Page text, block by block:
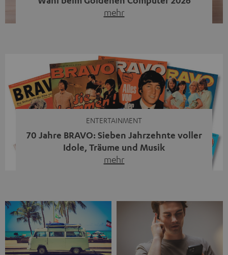
mehr
Streaming-System vereint hochwertige HiFi-Technik,
moderne Streaming-Funktionen und hohe Flexibilität in
einem einzigen Gerät – und zeigt, dass man für großen
Sound heute keine klassische HiFi-Anlage mehr braucht.
ENTERTAINMENT
70 Jahre BRAVO: Sieben Jahrzehnte voller
Idole, Träume und Musik
mehr
1956 begleitet das Magazin Jugendliche durch Rock und
Pop, kleine Schwärmereien und große Fragen. Zum 70.
Jubiläum werfen wir einen Blick zurück. Vom Filmheft zur
Jugendmarke: Wie die BRAVO ihren Ton fand Als die […]